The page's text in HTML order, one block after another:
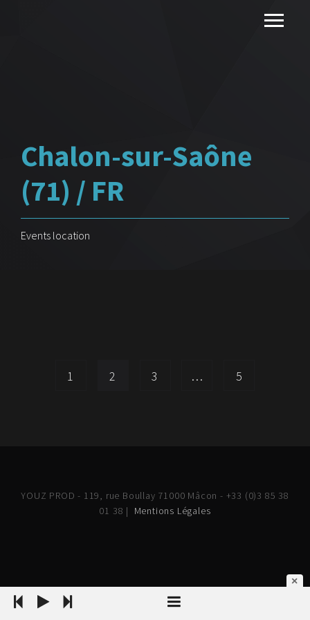
Chalon-sur-Saône
(71) / FR
Events location
1 2 3 … 5
YOUZ PROD - 119, rue Boullay 71000 Mâcon - +33 (0)3 85 38
01 38 | Mentions Légales